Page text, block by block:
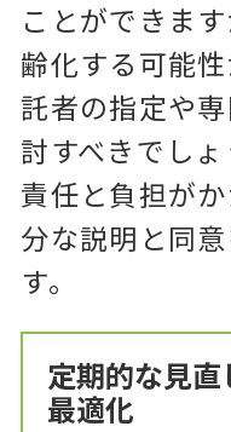
ことができま
齢化する可能
託者の指定や
討すべきでし
責任と負担が
分な説明と同
す。
定期的な見
最適化